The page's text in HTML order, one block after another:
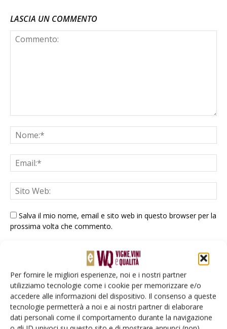
Per fornire le migliori esperienze, noi e i nostri partner
utilizziamo tecnologie come i cookie per memorizzare e/o
accedere alle informazioni del dispositivo. Il consenso a queste
tecnologie permetterà a noi e ai nostri partner di elaborare
dati personali come il comportamento durante la navigazione
LASCIA UN COMMENTO
Salva il mio nome, email e sito web in questo browser per la
prossima volta che commento.
E-magazine
Tecniche, prodotti e servizi dalle aziende